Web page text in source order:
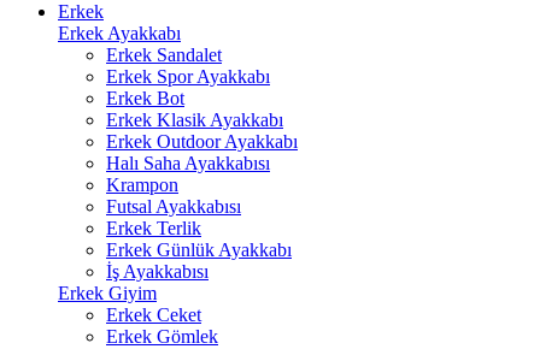
Erkek
Erkek Ayakkabı
Erkek Sandalet
Erkek Spor Ayakkabı
Erkek Bot
Erkek Klasik Ayakkabı
Erkek Outdoor Ayakkabı
Halı Saha Ayakkabısı
Krampon
Futsal Ayakkabısı
Erkek Terlik
Erkek Günlük Ayakkabı
İş Ayakkabısı
Erkek Giyim
Erkek Ceket
Erkek Gömlek